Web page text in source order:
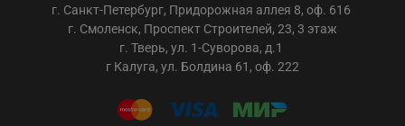
г. Санкт-Петербург, Придорожная аллея 8, оф. 616
г. Смоленск, Проспект Строителей, 23, 3 этаж
г. Тверь, ул. 1-Суворова, д.1
г Калуга, ул. Болдина 61, оф. 222